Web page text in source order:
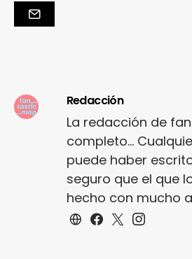
Redacción
La redacción de
completo...
puede haber
seguro que el que
hecho con mucho